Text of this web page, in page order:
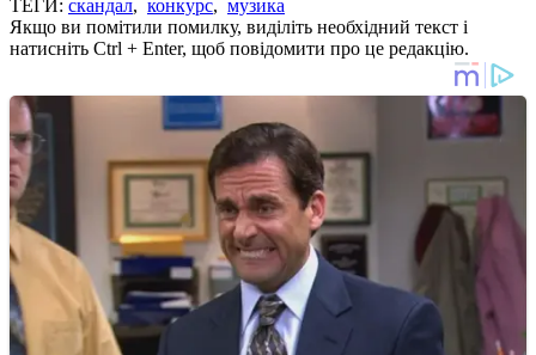
ТЕГИ: скандал, конкурс, музика
Якщо ви помітили помилку, виділіть необхідний текст і
натисніть Ctrl + Enter, щоб повідомити про це редакцію.